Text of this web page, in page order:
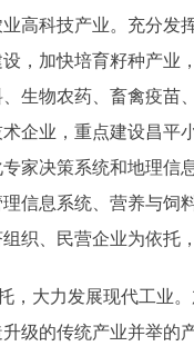
高科技产业。充分发
，加快培育籽种产业
生物农药、畜禽疫苗
企业，重点建设昌平
家决策系统和地理信
信息系统、营养与饲
织、民营企业为依托
大力发展现代工业。
级的传统产业并举的